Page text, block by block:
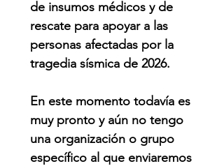
de insumos médicos y de
rescate para apoyar a las
personas afectadas por la
tragedia sísmica de 2026.
En este momento todavía es
muy pronto y aún no tengo
una organización o grupo
específico al que enviaremos